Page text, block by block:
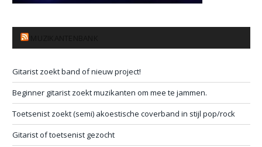
Gitarist zoekt band of nieuw project!
Beginner gitarist zoekt muzikanten om mee te jammen.
Toetsenist zoekt (semi) akoestische coverband in stijl pop/rock
Gitarist of toetsenist gezocht